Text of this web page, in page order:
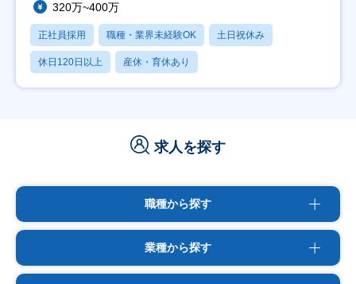
320万~400万
正社員採用 職種・業界未経験OK 土日祝休み
休日120日以上 産休・育休あり
求人を探す
職種から探す
業種から探す